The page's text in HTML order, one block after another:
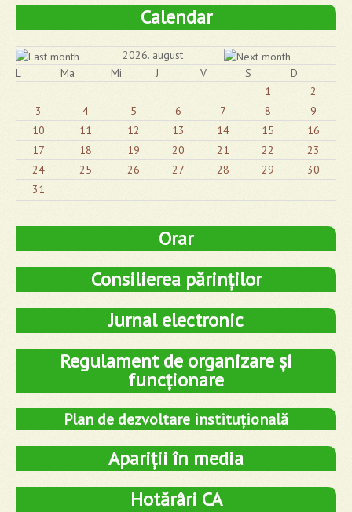
Calendar
2026. august
L
Ma Mi J V S
D
1
2
3
4 5 6 7 8
9
10
11 12 13 14 15
16
17
18 19 20 21 22
23
24
25 26 27 28 29
30
31
Orar
Consilierea părinților
Jurnal electronic
Regulament de organizare și
funcționare
Plan de dezvoltare instituțională
Apariții în media
Hotărâri CA